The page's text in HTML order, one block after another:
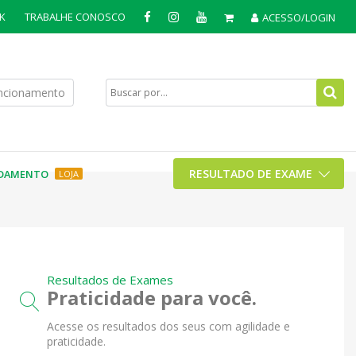
TRABALHE CONOSCO ACESSO/LOGIN
LOJA RESULTADO DE EXAME
Resultados de Exames
Praticidade para você.
Acesse os resultados dos seus com agilidade e
praticidade.